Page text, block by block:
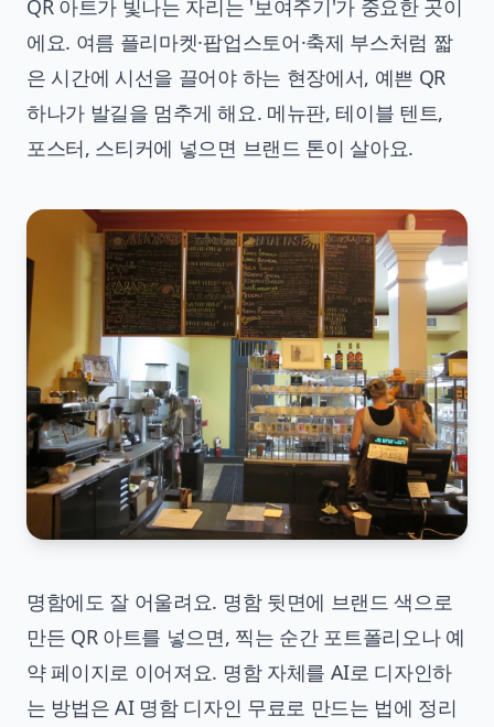
QR 아트가 빛나는 자리는 '보여주기'가 중요한 곳이
에요. 여름 플리마켓·팝업스토어·축제 부스처럼 짧
은 시간에 시선을 끌어야 하는 현장에서, 예쁜 QR
하나가 발길을 멈추게 해요. 메뉴판, 테이블 텐트,
포스터, 스티커에 넣으면 브랜드 톤이 살아요.
명함에도 잘 어울려요. 명함 뒷면에 브랜드 색으로
만든 QR 아트를 넣으면, 찍는 순간 포트폴리오나 예
약 페이지로 이어져요. 명함 자체를 AI로 디자인하
는 방법은AI 명함 디자인 무료로 만드는 법에 정리